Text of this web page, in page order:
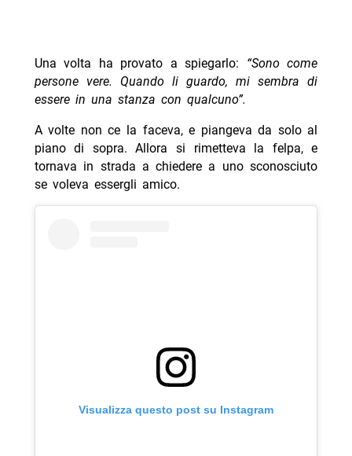
Una volta ha provato a spiegarlo: “Sono come
persone vere. Quando li guardo, mi sembra di
essere in una stanza con qualcuno”.
A volte non ce la faceva, e piangeva da solo al
piano di sopra. Allora si rimetteva la felpa, e
tornava in strada a chiedere a uno sconosciuto
se voleva essergli amico.
Visualizza questo post su Instagram